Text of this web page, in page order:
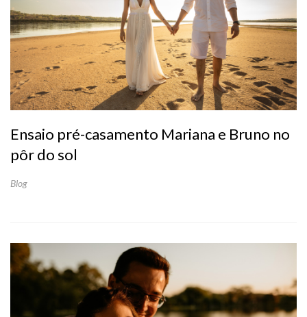
Ensaio pré-casamento Mariana e Bruno no
pôr do sol
Blog